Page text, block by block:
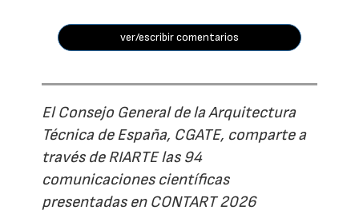
ver/escribir comentarios
El Consejo General de la Arquitectura
Técnica de España, CGATE, comparte a
través de RIARTE las 94
comunicaciones científicas
presentadas en CONTART 2026